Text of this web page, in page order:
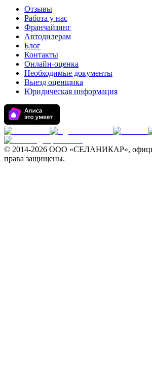
Отзывы
Работа у нас
Франчайзинг
Автодилерам
Блог
Контакты
Онлайн-оценка
Необходимые документы
Выезд оценщика
Юридическая информация
© 2014-2026 ООО «СЕЛАНИКАР»,
права защищены.